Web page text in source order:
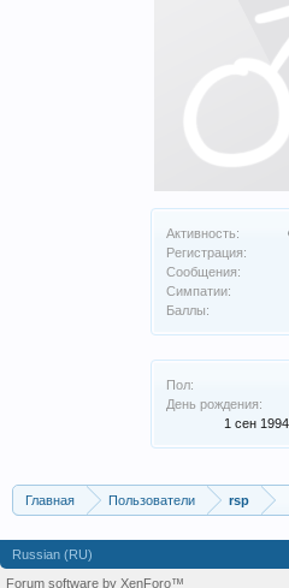
Активность:
Регистрация:
Сообщения:
Симпатии:
Баллы:
Пол:
День рождения:
1 сен 1994
Главная Пользователи rsp
Russian (RU)
Forum software by XenForo™